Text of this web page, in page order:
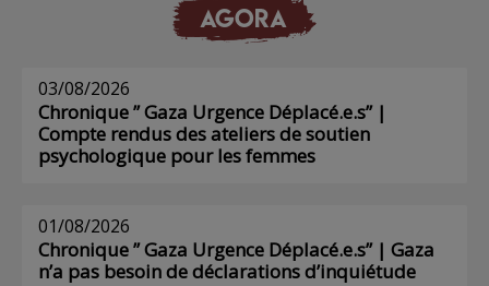
AGORA
03/08/2026
Chronique ” Gaza Urgence Déplacé.e.s” |
Compte rendus des ateliers de soutien
psychologique pour les femmes
01/08/2026
Chronique ” Gaza Urgence Déplacé.e.s” | Gaza
n’a pas besoin de déclarations d’inquiétude